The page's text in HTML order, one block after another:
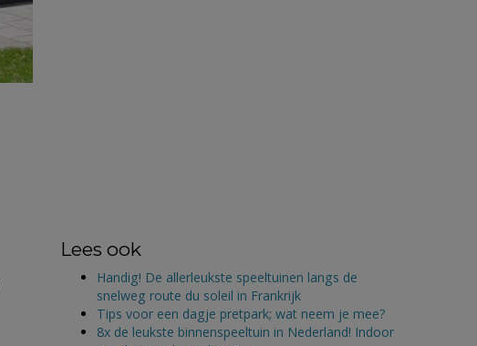
Lees ook
Handig! De allerleukste speeltuinen langs de
snelweg route du soleil in Frankrijk
Tips voor een dagje pretpark; wat neem je mee?
8x de leukste binnenspeeltuin in Nederland! Indoor